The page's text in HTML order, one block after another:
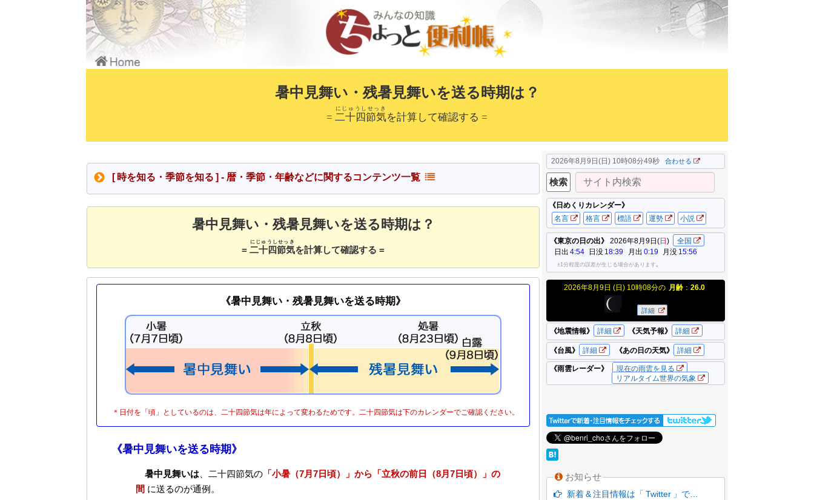
暑中見舞い・残暑見舞いを送る時期は？
= 二十四節気
にじゅうしせっき
を計算して確認する =
[ 時を知る・季節を知る ] - 暦・季節・年齢などに関するコンテンツ一覧
暑中見舞い・残暑見舞いを送る時期は？
= 二十四節気
にじゅうしせっき
を計算して確認する =
《暑中見舞い・残暑見舞いを送る時期》
＊日付を「頃」としているのは、二十四節気は年によって変わるためです。二十四節気は下のカレンダーでご確認ください。
《暑中見舞いを送る時期》
暑中見舞いは 、二十四節気の 「小暑（7月7日頃）」から「立秋の前日（8月7日頃）」の
間 に送るのが通例。
2026年8月9日(日) 10時08分50秒 合わせる
お知らせ
新着 & 注目情報は「 Twitter 」で…